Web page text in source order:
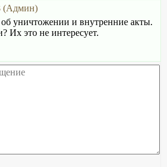
(Админ)
уничтожении и внутренние акты.
Их это не интересует.